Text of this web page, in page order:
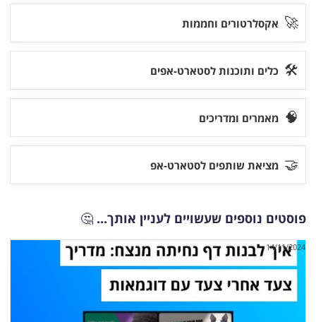
🚀 אקסלרטורים וחממות
🛠 כלים ותוכנות לסטארט-אפים
🧠 מאמרים ומדריכים
🤝 מציאת שותפים לסטארט-אפ
פוסטים נוספים שעשויים לעניין אותך... 🤔
14/11/2024